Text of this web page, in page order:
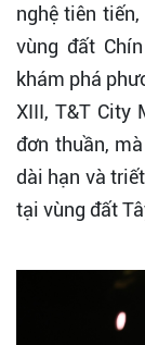
nghệ tiên
vùng đất
khám phá
XIII, T&T City
đơn thuần,
dài hạn và
tại vùng đất